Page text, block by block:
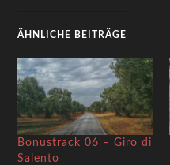
ÄHNLICHE BEITRÄGE
Bonustrack 06 – Giro di
Salento